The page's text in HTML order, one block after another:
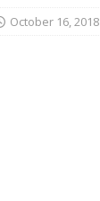
October 16, 2018